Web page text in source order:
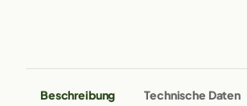
Beschreibung Technische Daten